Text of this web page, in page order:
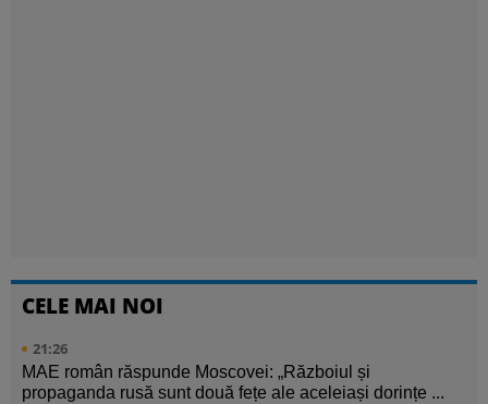
CELE MAI NOI
21:26
MAE român răspunde Moscovei: „Războiul și
propaganda rusă sunt două fețe ale aceleiași dorințe ...